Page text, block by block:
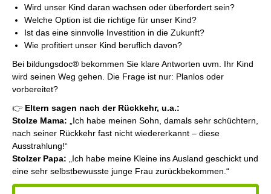
Wird unser Kind daran wachsen oder überfordert sein?
Welche Option ist die richtige für unser Kind?
Ist das eine sinnvolle Investition in die Zukunft?
Wie profitiert unser Kind beruflich davon?
Bei bildungsdoc® bekommen Sie klare Antworten uvm. Ihr Kind
wird seinen Weg gehen. Die Frage ist nur: Planlos oder
vorbereitet?
👉 Eltern sagen nach der Rückkehr, u.a.:
Stolze Mama: „Ich habe meinen Sohn, damals sehr schüchtern,
nach seiner Rückkehr fast nicht wiedererkannt – diese
Ausstrahlung!“
Stolzer Papa: „Ich habe meine Kleine ins Ausland geschickt und
eine sehr selbstbewusste junge Frau zurückbekommen.“